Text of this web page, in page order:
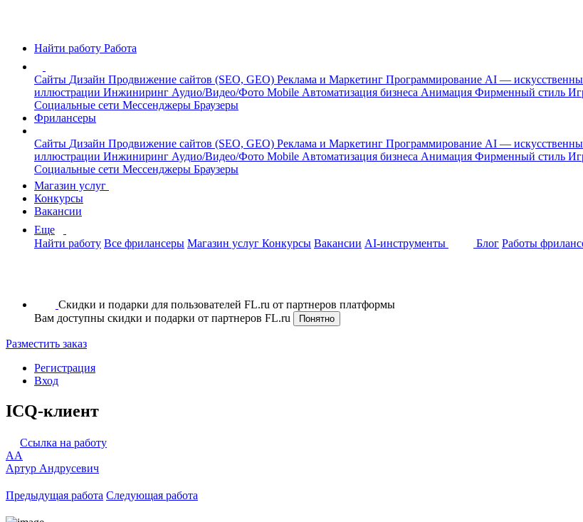
Найти работу Работа
Сайты Дизайн Продвижение сайтов (SEO, GEO) Реклама и Маркетинг Программирование AI —
иллюстрации Инжиниринг Аудио/Видео/Фото Mobile Автоматизация бизнеса Анимация Фирменный стиль
Социальные сети Мессенджеры Браузеры
Фрилансеры
Сайты Дизайн Продвижение сайтов (SEO, GEO) Реклама и Маркетинг Программирование AI —
иллюстрации Инжиниринг Аудио/Видео/Фото Mobile Автоматизация бизнеса Анимация Фирменный стиль
Социальные сети Мессенджеры Браузеры
Магазин услуг
Конкурсы
Вакансии
Еще
Найти работу Все фрилансеры Магазин услуг Конкурсы Вакансии AI-инструменты Блог Работы
Скидки и подарки для пользователей FL.ru от партнеров платформы
Вам доступны скидки и подарки от партнеров FL.ru
Понятно
Разместить заказ
Регистрация
Вход
ICQ-клиент
Ссылка на работу
АА
Артур Андрусевич
Предыдущая работа Следующая работа